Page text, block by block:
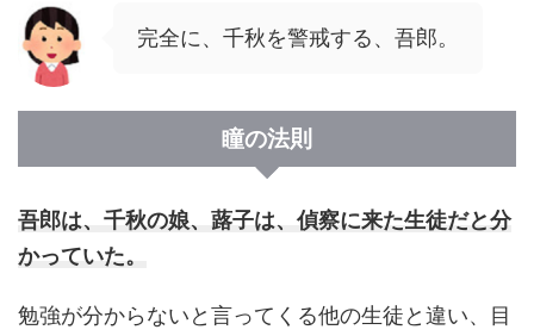
完全に、千秋を警戒する、吾郎。
瞳の法則
吾郎は、千秋の娘、蕗子は、偵察に来た生徒だと分
かっていた。
勉強が分からないと言ってくる他の生徒と違い、目